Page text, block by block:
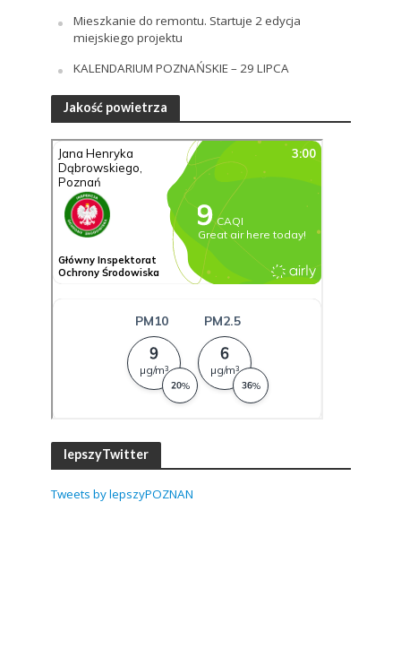
Mieszkanie do remontu. Startuje 2 edycja
miejskiego projektu
KALENDARIUM POZNAŃSKIE – 29 LIPCA
Jakość powietrza
lepszyTwitter
Tweets by lepszyPOZNAN